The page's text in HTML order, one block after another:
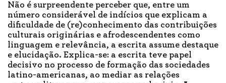
Não é surpreendente perceber que, entre um
número considerável de indícios que explicam a
dificuldade de (re)conhecimento das contribuições
culturais originárias e afrodescendentes como
linguagem e relevância, a escrita assume destaque
e elucidação. Explica-se: a escrita teve papel
decisivo no processo de formação das sociedades
latino-americanas, ao mediar as relações